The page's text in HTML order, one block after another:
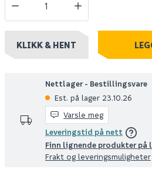
KLIKK & HENT
Nettlager - Bestillingsvare
Est. på lager 23.10.26
Varsle meg
Leveringstid på nett
Finn lignende produkter på
Frakt og leveringsmuligheter